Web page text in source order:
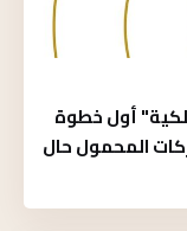
أول خطوة
المحمول حال